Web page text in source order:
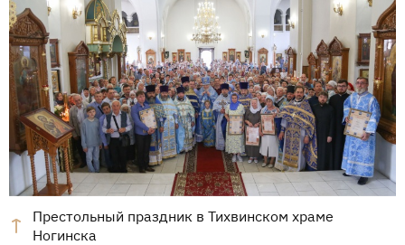
Престольный праздник в Тихвинском храме
Ногинска